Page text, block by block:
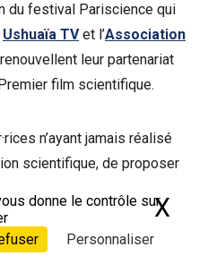
du festival Pariscience qui
Ushuaïa TVet l’Association
renouvellent leur partenariat
film scientifique.
n’ayant jamais réalisé
scientifique, de proposer
sous un angle
la chaine telles que la
les phénomènes
donne le contrôle sur
Personnaliser
X